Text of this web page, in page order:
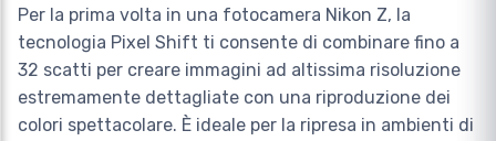
Per la prima volta in una fotocamera Nikon Z, la
tecnologia Pixel Shift ti consente di combinare fino a
32 scatti per creare immagini ad altissima risoluzione
estremamente dettagliate con una riproduzione dei
colori spettacolare. È ideale per la ripresa in ambienti di